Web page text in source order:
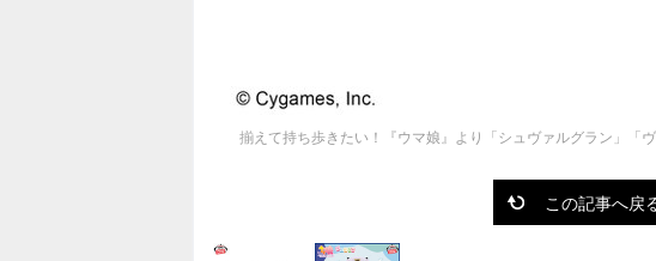
揃えて持ち歩きたい！『ウマ娘』より「シュヴァルグラン」「
この記事へ戻